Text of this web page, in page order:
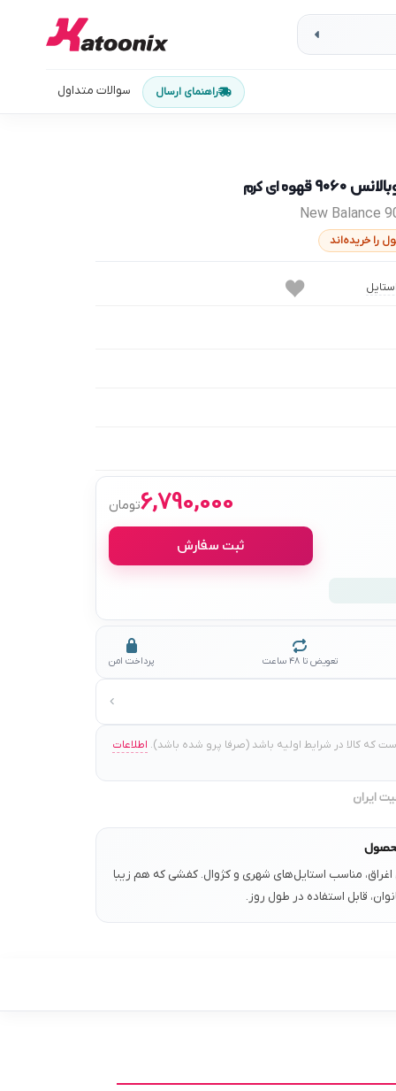
راهنمای ارسال سوالات متداول
۹۰۶۰ قهوه ای کرم
New Balance
که کالا در شرایط اولیه باشد (صرفا پرو شده باشد). اطلاعات
6,790,000تومان
ثبت سفارش
تعویض تا ۴۸ ساعت پرداخت امن
ایران
مناسب استایل‌های شهری و کژوال. کفشی که هم زیبا
قابل استفاده در طول روز.